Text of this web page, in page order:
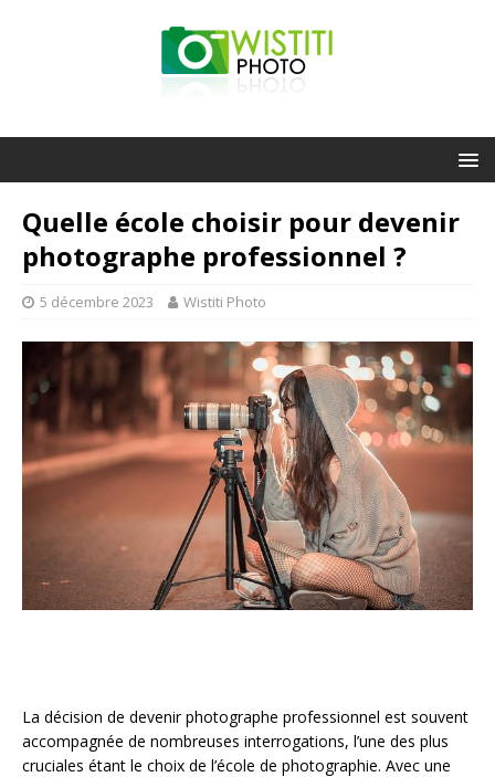
Quelle école choisir pour devenir
photographe professionnel ?
5 décembre 2023 Wistiti Photo
La décision de devenir photographe professionnel est souvent
accompagnée de nombreuses interrogations, l’une des plus
cruciales étant le choix de l’école de photographie. Avec une